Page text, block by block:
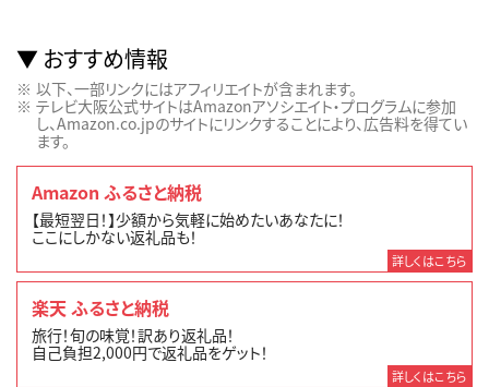
おすすめ情報
以下、一部リンクにはアフィリエイトが含まれます。
テレビ大阪公式サイトはAmazonアソシエイト・プログラムに参加
し、Amazon.co.jpのサイトにリンクすることにより、広告料を得てい
ます。
Amazon ふるさと納税
【最短翌日！】少額から気軽に始めたいあなたに！
ここにしかない返礼品も！
詳しくはこちら
楽天 ふるさと納税
旅行！旬の味覚！訳あり返礼品！
自己負担2,000円で返礼品をゲット！
詳しくはこちら